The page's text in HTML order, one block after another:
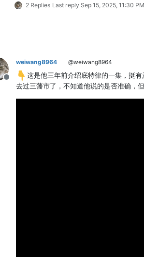
2 Replies Last reply Sep 15, 2025, 11:30 PM
Offline
weiwang8964 @weiwang8964
这是他三年前介绍底特律的一集，挺
去过三藩市了，不知道他说的是否准确，